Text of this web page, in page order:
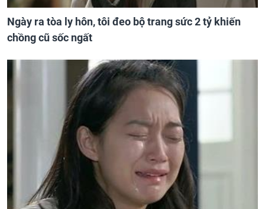
Ngày ra tòa ly hôn, tôi đeo bộ trang sức 2 tỷ khiến
chồng cũ sốc ngất